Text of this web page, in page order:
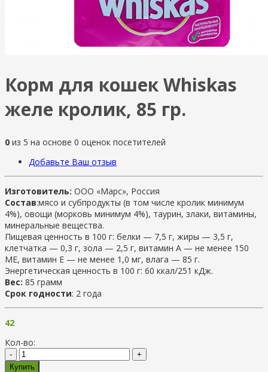
Корм для кошек Whiskas
желе кролик, 85 гр.
0 из 5 на основе 0 оценок посетителей
Добавьте Ваш отзыв
Изготовитель: ООО «Марс», Россия
Состав:мясо и субпродукты (в том числе кролик минимум
4%), овощи (морковь минимум 4%), таурин, злаки, витамины,
минеральные вещества.
Пищевая ценность в 100 г: белки — 7,5 г, жиры — 3,5 г,
клетчатка — 0,3 г, зола — 2,5 г, витамин А — не менее 150
МЕ, витамин Е — не менее 1,0 мг, влага — 85 г.
Энергетическая ценность в 100 г: 60 ккал/251 кДж.
Вес: 85 грамм
Срок годности: 2 года
42
Кол-во:
-
+
Купить